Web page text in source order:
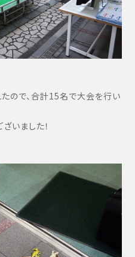
ので、合計15名で大会を行い
いました！